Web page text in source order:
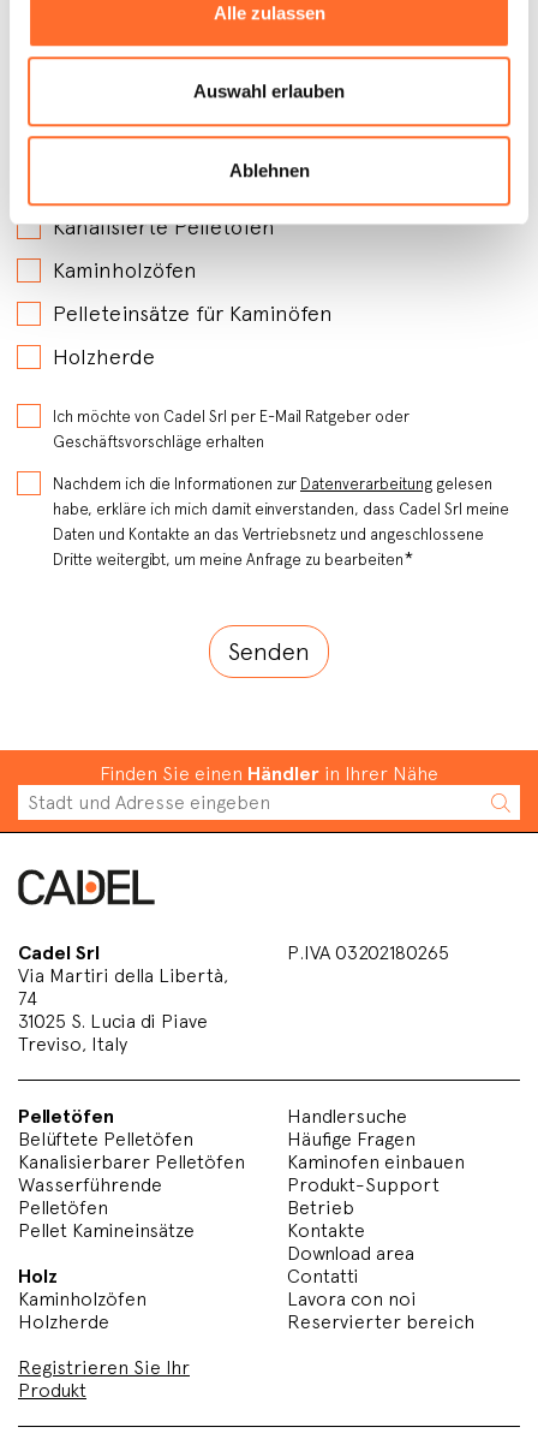
Alle zulassen
Auswahl erlauben
Ablehnen
An welchen Produkten sind Sie interessiert?
Belüftete Pelletöfen
Wasserführende Pelletöfen
Kanalisierte Pelletöfen
Kaminholzöfen
Pelleteinsätze für Kaminöfen
Holzherde
Ich möchte von Cadel Srl per E-Mail Ratgeber oder
Geschäftsvorschläge erhalten
Nachdem ich die Informationen zur Datenverarbeitung gelesen
habe, erkläre ich mich damit einverstanden, dass Cadel Srl meine
Daten und Kontakte an das Vertriebsnetz und angeschlossene
Dritte weitergibt, um meine Anfrage zu bearbeiten*
Finden Sie einen Händler in Ihrer Nähe
Cadel Srl
Via Martiri della Libertà,
74
31025 S. Lucia di Piave
Treviso, Italy
P.IVA 03202180265
Pelletöfen
Belüftete Pelletöfen
Kanalisierbarer Pelletöfen
Wasserführende
Pelletöfen
Pellet Kamineinsätze
Holz
Kaminholzöfen
Holzherde
Registrieren Sie Ihr
Produkt
Handlersuche
Häufige Fragen
Kaminofen einbauen
Produkt-Support
Betrieb
Kontakte
Download area
Contatti
Lavora con noi
Reservierter bereich